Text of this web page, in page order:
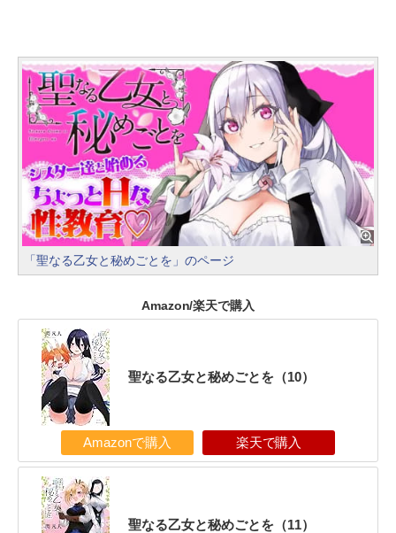
「聖なる乙女と秘めごとを」のページ
Amazon/楽天で購入
聖なる乙女と秘めごとを（10）
Amazonで購入 楽天で購入
聖なる乙女と秘めごとを（11）